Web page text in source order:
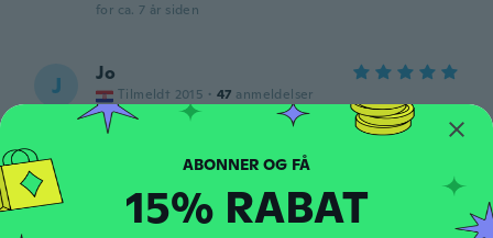
for ca. 7 år siden
J Jo
Tilmeldt 2015 · 47 anmeldelser
Preveliko za bebu od 3 mjeseca
Casey
Tilmeldt 2016 · 67 anmeldelser · 24 overførsler
15% RABAT